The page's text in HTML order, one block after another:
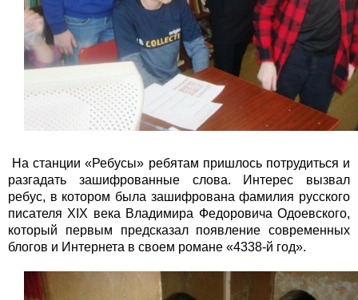
На станции «Ребусы» ребятам пришлось потрудиться и
разгадать зашифрованные слова. Интерес вызвал
ребус, в котором была зашифрована фамилия русского
писателя XIX века Владимира Федоровича Одоевского,
который первым предсказал появление современных
блогов и Интернета в своем романе «4338-й год».